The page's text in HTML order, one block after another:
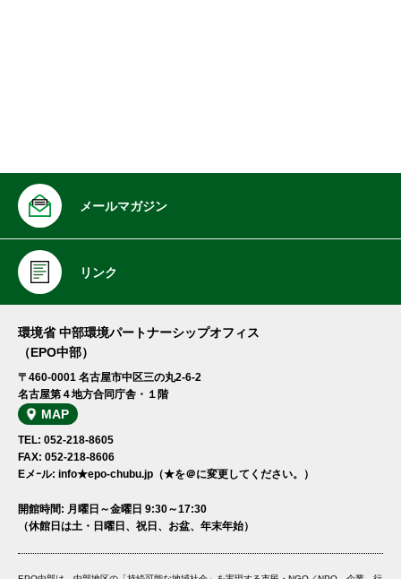
メールマガジン
リンク
環境省 中部環境パートナーシップオフィス
（EPO中部）
〒460-0001 名古屋市中区三の丸2-6-2
名古屋第４地方合同庁舎・１階
MAP
TEL: 052-218-8605
FAX: 052-218-8606
Eメｰル: info★epo-chubu.jp（★を＠に変更してください。）
開館時間: 月曜日～金曜日 9:30～17:30
（休館日は土・日曜日、祝日、お盆、年末年始）